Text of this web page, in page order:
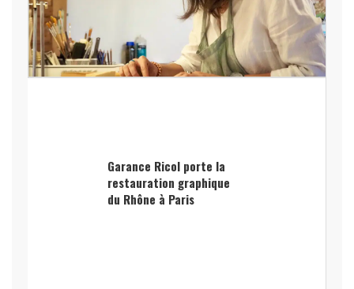
Garance Ricol porte la
restauration graphique
du Rhône à Paris